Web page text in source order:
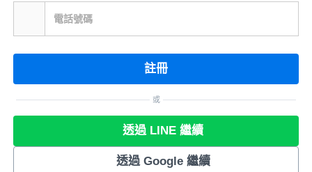
電話號碼
註冊
或
透過 LINE 繼續
透過 Google 繼續